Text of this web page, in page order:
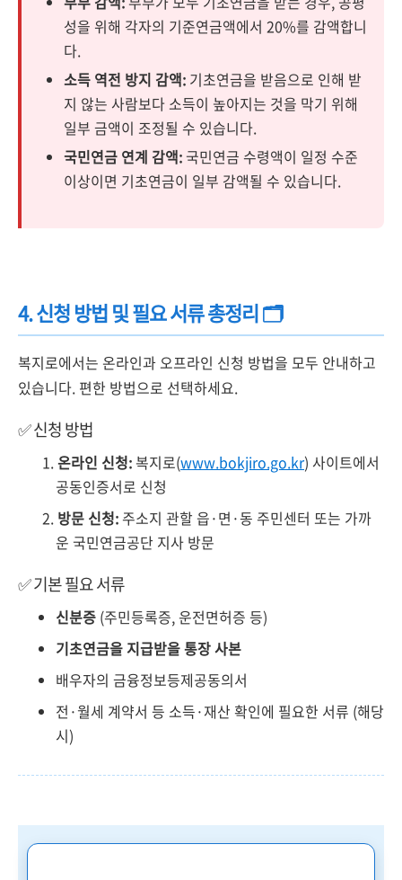
성을 위해 각자의 기준연금액에서 20%를 감액합니
다.
소득 역전 방지 감액: 기초연금을 받음으로 인해 받
지 않는 사람보다 소득이 높아지는 것을 막기 위해
일부 금액이 조정될 수 있습니다.
국민연금 연계 감액:국민연금 수령액이 일정 수준
이상이면 기초연금이 일부 감액될 수 있습니다.
4. 신청 방법 및 필요 서류 총정리 🗂️
복지로에서는 온라인과 오프라인 신청 방법을 모두 안내하고
있습니다. 편한 방법으로 선택하세요.
✅ 신청 방법
온라인 신청: 복지로(www.bokjiro.go.kr) 사이트에서
공동인증서로 신청
방문 신청:주소지 관할 읍·면·동 주민센터 또는 가까
운 국민연금공단 지사 방문
✅ 기본 필요 서류
신분증 (주민등록증, 운전면허증 등)
기초연금을 지급받을 통장 사본
배우자의 금융정보등제공동의서
전·월세 계약서 등 소득·재산 확인에 필요한 서류 (해당
시)